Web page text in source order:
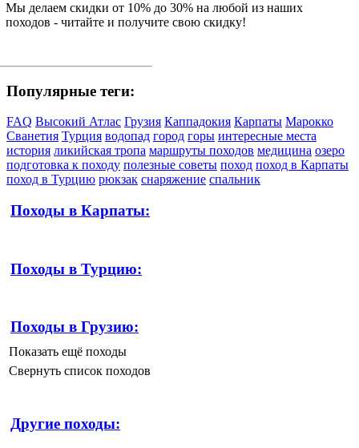
Мы делаем скидки от 10% до 30% на любой из наших
походов - читайте и получите свою скидку!
Популярные теги:
FAQ Высокий Атлас Грузия Каппадокия Карпаты Марокко
Сванетия Турция водопад город горы интересные места
история ликийская тропа маршруты походов медицина озеро
подготовка к походу полезные советы поход поход в Карпаты
поход в Турцию рюкзак снаряжение спальник
Походы в Карпаты:
Походы в Турцию:
Походы в Грузию:
Показать ещё походы
Свернуть список походов
Другие походы: